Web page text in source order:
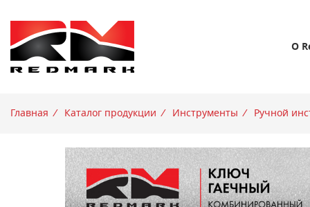
О
Главная / Каталог продукции / Инструменты / Ручной